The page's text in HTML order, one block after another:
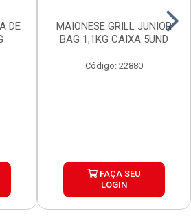
DE
MAIONESE GRILL JUNIOR
BAG 1,1KG CAIXA 5UND
Código: 22880
FAÇA SEU
LOGIN